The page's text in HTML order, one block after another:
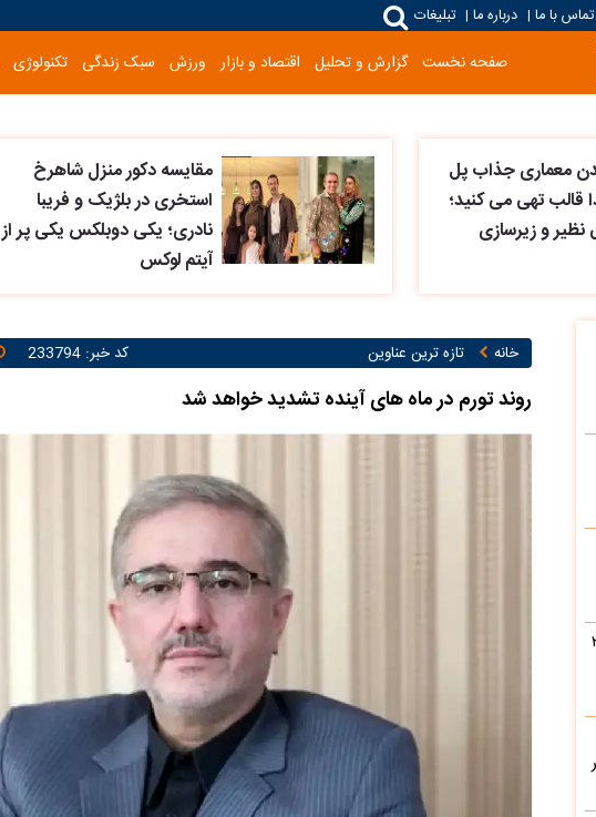
تماس با ما | درباره ما | تبلیغات
صفحه نخست گزارش و تحلیل اقتصاد و بازار ورزش سبک زندگی تکنولوژی
معماری جذاب پل
تهی می کنید؛
نظیر و زیرسازی
مقایسه دکور منزل شاهرخ
استخری در بلژیک و فریبا
نادری؛ یکی دوبلکس یکی پر از
آیتم لوکس
خانه تازه ترین عناوین کد خبر: 233794
روند تورم در ماه های آینده تشدید خواهد شد
دهک ۱ تا ۳